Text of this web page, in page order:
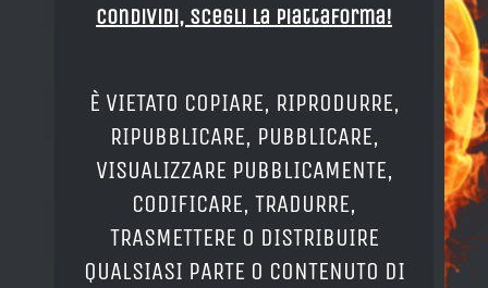
Condividi, Scegli la piattaforma!
È VIETATO COPIARE, RIPRODURRE,
RIPUBBLICARE, PUBBLICARE,
VISUALIZZARE PUBBLICAMENTE,
CODIFICARE, TRADURRE,
TRASMETTERE O DISTRIBUIRE
QUALSIASI PARTE O CONTENUTO DI